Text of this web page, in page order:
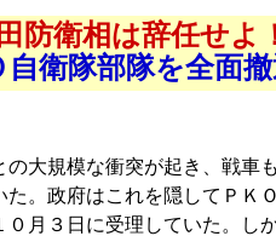
防衛相は辞任せよ
衛隊部隊を全面
大規模な衝突が起き、戦車
。政府はこれを隠してＰＫ
月３日に受理していた。し